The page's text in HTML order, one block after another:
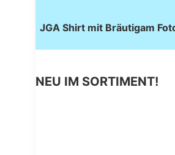
JGA Shirt mit Bräutigam
NEU IM SORTIMENT!